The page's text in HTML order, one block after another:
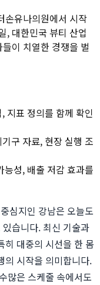
손유나의원에서 시작
, 대한민국 뷰티 산업
이 치열한 경쟁을 벌
지표 정의를 함께 확인
구 자료, 현장 실행 조
성, 배출 저감 효과를
심지인 강남은 오늘도
습니다. 최신 기술과
히 대중의 시선을 한 몸
의 시작을 의미합니다.
많은 스케줄 속에서도